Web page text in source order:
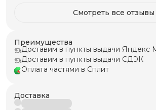
Смотреть все отзывы
Преимущества
Доставим в пункты выдачи Яндекс
Доставим в пункты выдачи СДЭК
Оплата частями в Сплит
Доставка